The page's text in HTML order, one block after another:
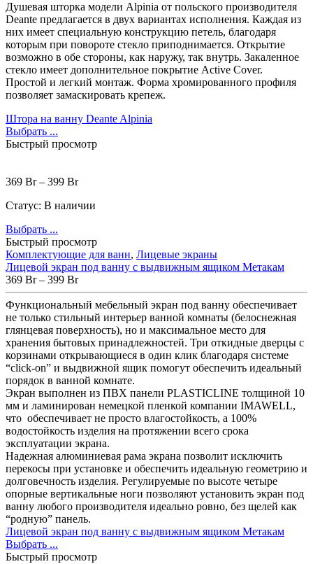
Душевая шторка модели Alpinia от польского производителя
Deante предлагается в двух вариантах исполнения. Каждая из
них имеет специальную конструкцию петель, благодаря
которым при повороте стекло приподнимается. Открытие
возможно в обе стороны, как наружу, так внутрь. Закаленное
стекло имеет дополнительное покрытие Active Cover.
Простой и легкий монтаж. Форма хромированного профиля
позволяет замаскировать крепеж.
Штора на ванну Deante Alpinia
Выбрать ...
Быстрый просмотр
369 Br– 399 Br
Статус: В наличии
Выбрать ...
Быстрый просмотр
Комплектующие для ванн, Лицевые экраны
Лицевой экран под ванну с выдвижным ящиком Метакам
369 Br– 399 Br
Функциональный мебельный экран под ванну обеспечивает
не только стильный интерьер ванной комнаты (белоснежная
глянцевая поверхность), но и максимальное место для
хранения бытовых принадлежностей. Три откидные дверцы с
корзинами открывающиеся в один клик благодаря системе
“click-on” и выдвижной ящик помогут обеспечить идеальный
порядок в ванной комнате.
Экран выполнен из ПВХ панели PLASTICLINE толщиной 10
мм и ламинирован немецкой пленкой компании IMAWELL,
что обеспечивает не просто влагостойкость, а 100%
водостойкость изделия на протяжении всего срока
эксплуатации экрана.
Надежная алюминиевая рама экрана позволит исключить
перекосы при установке и обеспечить идеальную геометрию и
долговечность изделия. Регулируемые по высоте четыре
опорные вертикальные ноги позволяют установить экран под
ванну любого производителя идеально ровно, без щелей как
“родную” панель.
Лицевой экран под ванну с выдвижным ящиком Метакам
Выбрать ...
Быстрый просмотр